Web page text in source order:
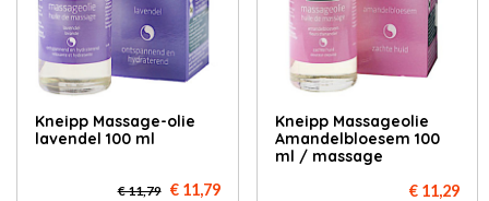
Kneipp Mas­sa­ge-olie
la­ven­del 100 ml
€ 11,79 € 11,79
Kneipp Massageolie
Amandelbloesem 100
ml / massage
€ 11,29